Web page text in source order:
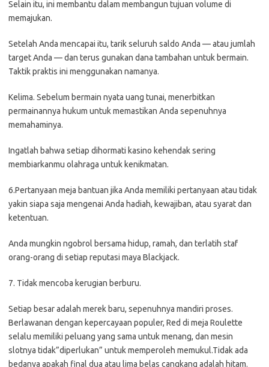
Selain itu, ini membantu dalam membangun tujuan volume di
memajukan.
Setelah Anda mencapai itu, tarik seluruh saldo Anda — atau jumlah
target Anda — dan terus gunakan dana tambahan untuk bermain.
Taktik praktis ini menggunakan namanya.
Kelima. Sebelum bermain nyata uang tunai, menerbitkan
permainannya hukum untuk memastikan Anda sepenuhnya
memahaminya.
Ingatlah bahwa setiap dihormati kasino kehendak sering
membiarkanmu olahraga untuk kenikmatan.
6.Pertanyaan meja bantuan jika Anda memiliki pertanyaan atau tidak
yakin siapa saja mengenai Anda hadiah, kewajiban, atau syarat dan
ketentuan.
Anda mungkin ngobrol bersama hidup, ramah, dan terlatih staf
orang-orang di setiap reputasi maya Blackjack.
7. Tidak mencoba kerugian berburu.
Setiap besar adalah merek baru, sepenuhnya mandiri proses.
Berlawanan dengan kepercayaan populer, Red di meja Roulette
selalu memiliki peluang yang sama untuk menang, dan mesin
slotnya tidak”diperlukan” untuk memperoleh memukul.Tidak ada
bedanya apakah final dua atau lima belas cangkang adalah hitam.